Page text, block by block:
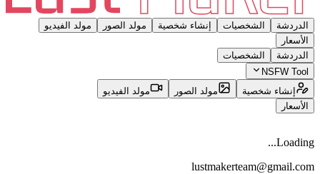
الدردشة الشخصيات إنشاء شخصية مولد الصور
مولد الفيديو
الأسعار
الدردشة
الشخصيات
NSFW Tool
إنشاء شخصية
مولد الصور
مولد الفيديو
الأسعار
Loading...
lustmakerteam@gmail.com